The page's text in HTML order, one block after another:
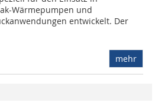
Wärmepumpen und
entwickelt. Der
mehr